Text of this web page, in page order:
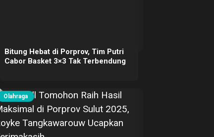
Bitung Hebat di Porprov, Tim Putri
Cabor Basket 3×3 Tak Terbendung
Olahraga